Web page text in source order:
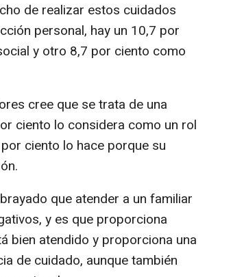
de realizar estos cuidados
personal, hay un 10,7 por
y otro 8,7 por ciento como
cree que se trata de una
ciento lo considera como un rol
ciento lo hace porque su
que atender a un familiar
y es que proporciona
bien atendido y proporciona una
de cuidado, aunque también